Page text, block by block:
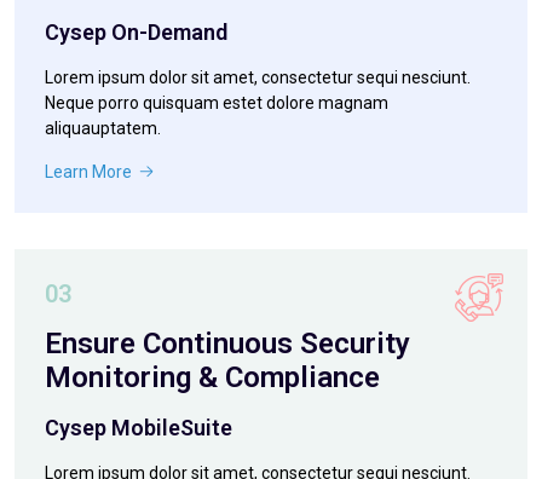
Cysep On-Demand
Lorem ipsum dolor sit amet, consectetur sequi nesciunt.
Neque porro quisquam estet dolore magnam
aliquauptatem.
Learn More
03
Ensure Continuous Security
Monitoring & Compliance
Cysep MobileSuite
Lorem ipsum dolor sit amet, consectetur sequi nesciunt.